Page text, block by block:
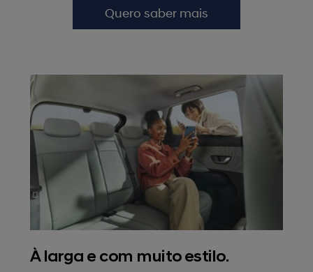
Quero saber mais
À larga e com muito estilo.